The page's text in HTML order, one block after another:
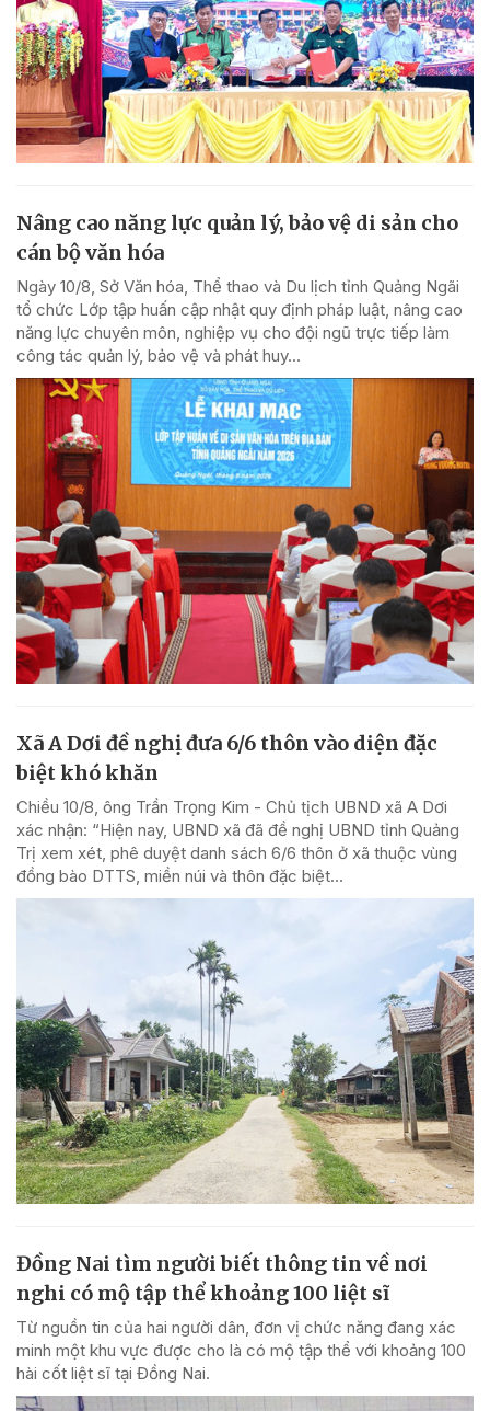
Nâng cao năng lực quản lý, bảo vệ di sản cho
cán bộ văn hóa
Ngày 10/8, Sở Văn hóa, Thể thao và Du lịch tỉnh Quảng Ngãi
tổ chức Lớp tập huấn cập nhật quy định pháp luật, nâng cao
năng lực chuyên môn, nghiệp vụ cho đội ngũ trực tiếp làm
công tác quản lý, bảo vệ và phát huy...
Xã A Dơi đề nghị đưa 6/6 thôn vào diện đặc
biệt khó khăn
Chiều 10/8, ông Trần Trọng Kim - Chủ tịch UBND xã A Dơi
xác nhận: “Hiện nay, UBND xã đã đề nghị UBND tỉnh Quảng
Trị xem xét, phê duyệt danh sách 6/6 thôn ở xã thuộc vùng
đồng bào DTTS, miền núi và thôn đặc biệt...
Đồng Nai tìm người biết thông tin về nơi
nghi có mộ tập thể khoảng 100 liệt sĩ
Từ nguồn tin của hai người dân, đơn vị chức năng đang xác
minh một khu vực được cho là có mộ tập thể với khoảng 100
hài cốt liệt sĩ tại Đồng Nai.